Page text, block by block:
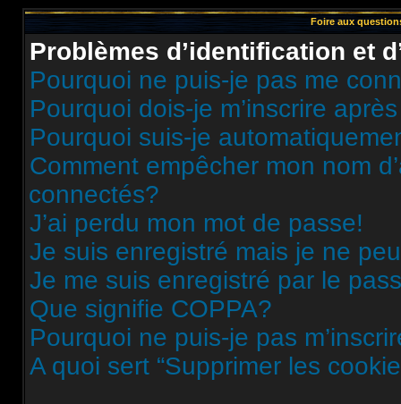
Foire aux
Problèmes d’identification et
Pourquoi ne puis-je pas me
Pourquoi dois-je m’inscrire
Pourquoi suis-je
Comment empêcher mon nom
connectés?
J’ai perdu mon mot de passe!
Je suis enregistré mais je ne
Je me suis enregistré par le
Que signifie COPPA?
Pourquoi ne puis-je pas
A quoi sert “Supprimer les